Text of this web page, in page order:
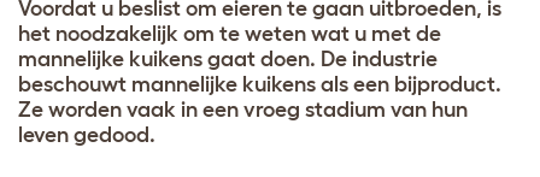
Voordat u beslist om eieren te gaan uitbroeden, is
het noodzakelijk om te weten wat u met de
mannelijke kuikens gaat doen. De industrie
beschouwt mannelijke kuikens als een bijproduct.
Ze worden vaak in een vroeg stadium van hun
leven gedood.